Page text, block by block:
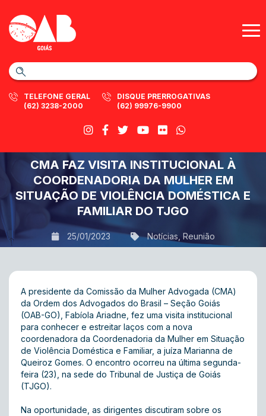
TELEFONE GERAL
(62) 3238-2000
DISQUE PRERROGATIVAS
(62) 99976-9900
CMA FAZ VISITA INSTITUCIONAL À
COORDENADORIA DA MULHER EM
SITUAÇÃO DE VIOLÊNCIA DOMÉSTICA E
FAMILIAR DO TJGO
25/01/2023 Notícias Reunião
A presidente da Comissão da Mulher Advogada (CMA)
da Ordem dos Advogados do Brasil – Seção Goiás
(OAB-GO), Fabíola Ariadne, fez uma visita institucional
para conhecer e estreitar laços com a nova
coordenadora da Coordenadoria da Mulher em Situação
de Violência Doméstica e Familiar, a juíza Marianna de
Queiroz Gomes. O encontro ocorreu na última segunda-
feira (23), na sede do Tribunal de Justiça de Goiás
(TJGO).
Na oportunidade, as dirigentes discutiram sobre os